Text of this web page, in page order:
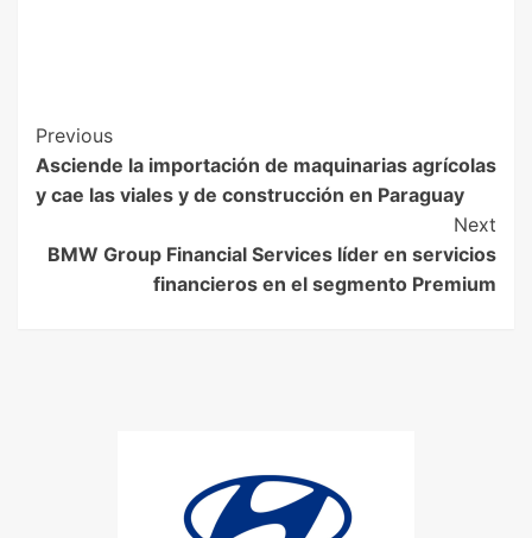
Previous
Asciende la importación de maquinarias agrícolas
y cae las viales y de construcción en Paraguay
Next
BMW Group Financial Services líder en servicios
financieros en el segmento Premium